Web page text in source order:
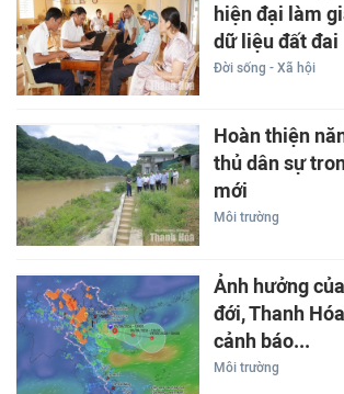
hiện đại làm
dữ liệu đất đai
Đời sống - Xã hội
Hoàn thiện
thủ dân sự
mới
Môi trường
Ảnh hưởng
đới, Thanh
cảnh báo...
Môi trường